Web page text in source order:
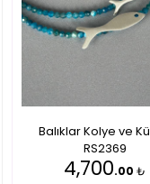
Balıklar Kolye ve
RS2369
4,700.00 ₺